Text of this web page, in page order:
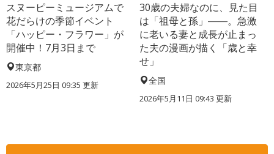
スヌーピーミュージアムで
花だらけの季節イベント
「ハッピー・フラワー」が
開催中！7月3日まで
東京都
2026年5月25日 09:35 更新
30歳の夫婦なのに、見た目
は「祖母と孫」――。急激
に老いる妻と成長が止まっ
た夫の漫画が描く「歳と幸
せ」
全国
2026年5月11日 09:43 更新